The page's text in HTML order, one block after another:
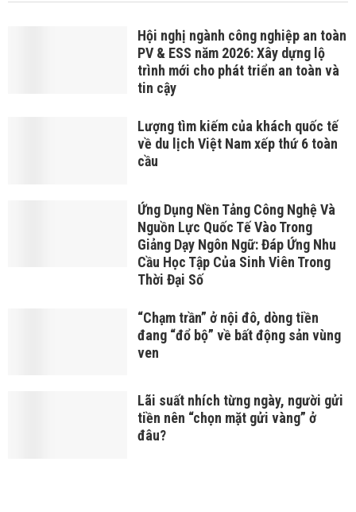
Hội nghị ngành công nghiệp an toàn
PV & ESS năm 2026: Xây dựng lộ
trình mới cho phát triển an toàn và
tin cậy
Lượng tìm kiếm của khách quốc tế
về du lịch Việt Nam xếp thứ 6 toàn
cầu
Ứng Dụng Nền Tảng Công Nghệ Và
Nguồn Lực Quốc Tế Vào Trong
Giảng Dạy Ngôn Ngữ: Đáp Ứng Nhu
Cầu Học Tập Của Sinh Viên Trong
Thời Đại Số
“Chạm trần” ở nội đô, dòng tiền
đang “đổ bộ” về bất động sản vùng
ven
Lãi suất nhích từng ngày, người gửi
tiền nên “chọn mặt gửi vàng” ở
đâu?